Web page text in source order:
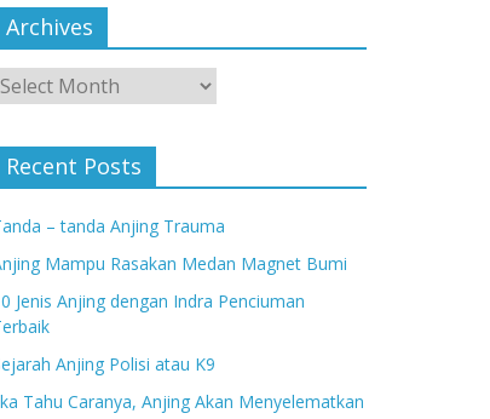
Archives
Archives
Recent Posts
– tanda Anjing Trauma
Mampu Rasakan Medan Magnet Bumi
Jenis Anjing dengan Indra Penciuman
Anjing Polisi atau K9
Tahu Caranya, Anjing Akan Menyelematkan